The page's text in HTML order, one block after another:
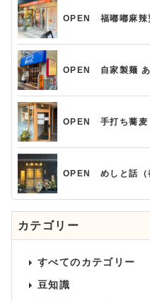
OPEN 福嘟嘟麻辣
OPEN 自家製麺 あ
OPEN 手打ち蕎麦
OPEN めしと話（
カテゴリー
すべてのカテゴリー
豆知識